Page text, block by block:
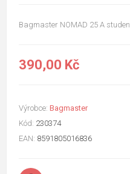
Bagmaster NOMAD 25 A
390,00 Kč
Výrobce: Bagmaster
Kód: 230374
EAN: 8591805016836